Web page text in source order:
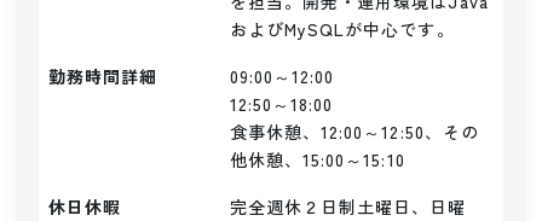
およびMySQLが中心です。
勤務時間詳細
09:00～12:00
12:50～18:00
食事休憩、12:00～12:50、その
他休憩、15:00～15:10
休日休暇
完全週休２日制土曜日、日曜